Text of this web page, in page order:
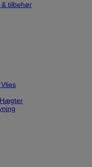
& tilbehør